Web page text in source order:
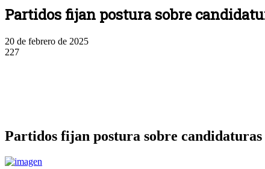
Partidos fijan postura sobre
20 de febrero de 2025
227
Partidos fijan postura sobre candidaturas